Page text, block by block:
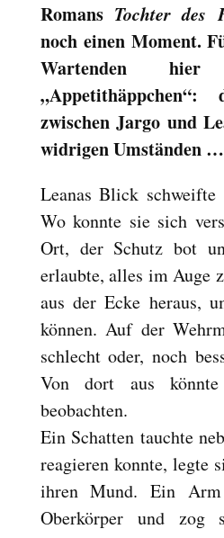
Romans Tochter des
noch einen Moment.
Wartenden
zwischen Jargo und
widrigen Umständen …
Leanas Blick
Wo konnte sie sich
Ort, der Schutz bot
erlaubte, alles im Auge
aus der Ecke heraus,
können. Auf der
schlecht oder, noch
Von dort aus
beobachten.
Ein Schatten tauchte
reagieren konnte, legte
ihren Mund. Ein Arm
Oberkörper und